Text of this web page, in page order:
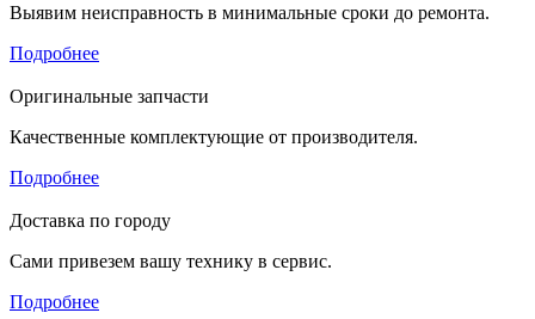
Выявим неисправность в минимальные сроки до ремонта.
Подробнее
Оригинальные запчасти
Качественные комплектующие от производителя.
Подробнее
Доставка по городу
Сами привезем вашу технику в сервис.
Подробнее